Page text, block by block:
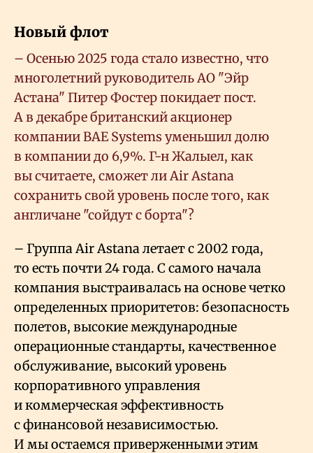
Новый флот
– Осенью 2025 года стало известно, что
многолетний руководитель АО "Эйр
Астана" Питер Фостер покидает пост.
А в декабре британский акционер
компании BAE Systems уменьшил долю
в компании до 6,9%. Г-н Жалыел, как
вы считаете, сможет ли Air Astana
сохранить свой уровень после того, как
англичане "сойдут с борта"?
– Группа Air Astana летает с 2002 года,
то есть почти 24 года. С самого начала
компания выстраивалась на основе четко
определенных приоритетов: безопасность
полетов, высокие международные
операционные стандарты, качественное
обслуживание, высокий уровень
корпоративного управления
и коммерческая эффективность
с финансовой независимостью.
И мы остаемся приверженными этим